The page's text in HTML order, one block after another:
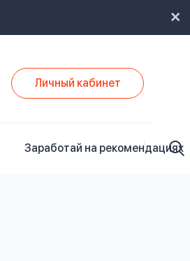
Личный кабинет
Заработай на рекомендациях